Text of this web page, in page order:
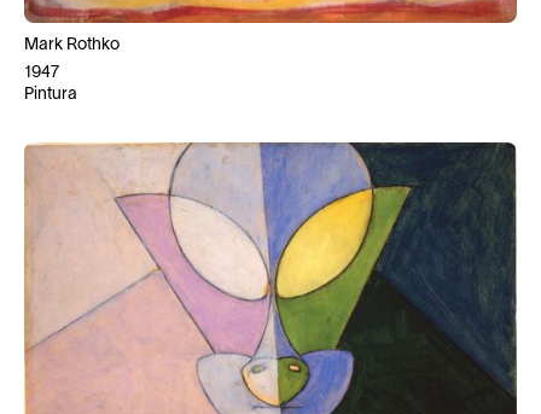
Mark Rothko
1947
Pintura